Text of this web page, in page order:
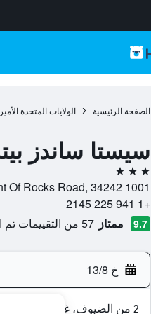
الصفحة الرئيسية الولايات المتحدة
سيستا ساندز
3 نجوم
1001 Point Of Rocks Road, 34242, ساراسوتا, فلوريدا, الولايات المتحدة الأميريكية
+1 941 225 2145
9.7 ممتاز 57 من التقييمات تم التحقق منها
خ 13/8
2 من الضيوف، غرفة واحدة